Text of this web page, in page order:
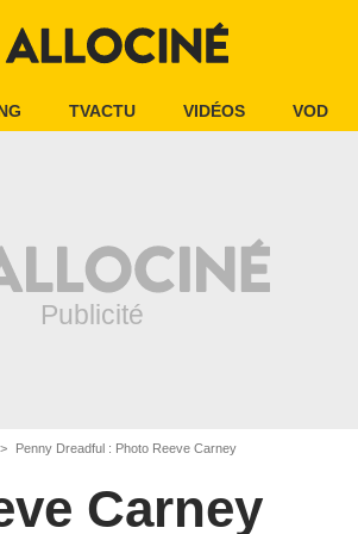
TVACTU VIDÉOS VOD
Penny Dreadful : Photo Reeve Carney
Carney